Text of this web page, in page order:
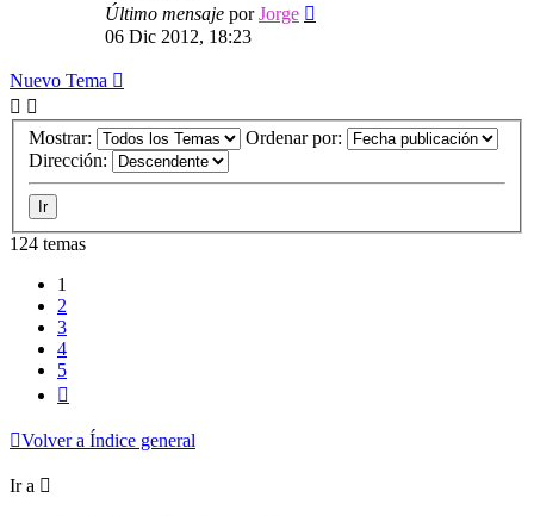
Último mensaje porJorge
06 Dic 2012, 18:23
Nuevo Tema
Mostrar:
Ordenar por:
Dirección:
124 temas
1
2
3
4
5
Volver a Índice general
Ir a